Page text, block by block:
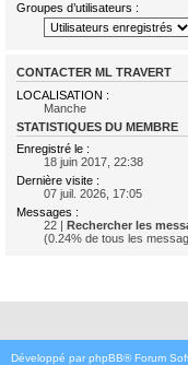
Groupes d’utilisateurs :
CONTACTER ML TRAVERT
LOCALISATION :
Manche
STATISTIQUES DU MEMBRE
Enregistré le :
18 juin 2017, 22:38
Dernière visite :
07 juil. 2026, 17:05
Messages :
22 | Rechercher les
(0.24% de tous les
Développé par phpBB® Forum